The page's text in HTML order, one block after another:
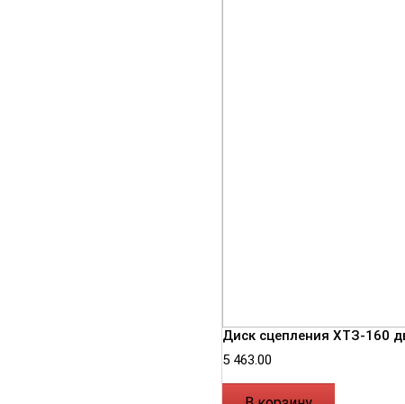
Диск сцепления ХТЗ-160
5 463.00